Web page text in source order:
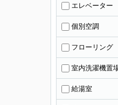
エレベーター
個別空調
フローリング
室内洗濯機置
給湯室